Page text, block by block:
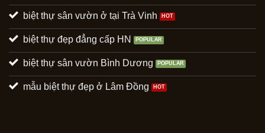
biệt thự sân vườn ở tại Trà Vinh
biệt thự đẹp đẳng cấp HN
biệt thự sân vườn Bình Dương
mẫu biệt thự đẹp ở Lâm Đồng